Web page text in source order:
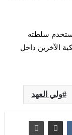
سلطته
الآخرين داخل
ولي العهد